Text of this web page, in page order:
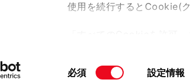
使用を続行するとCookie(
て」をご覧ください。
同
必須 設定情報
ィア
当サイトには、全ての取扱説